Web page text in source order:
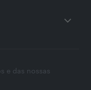
e das nossas